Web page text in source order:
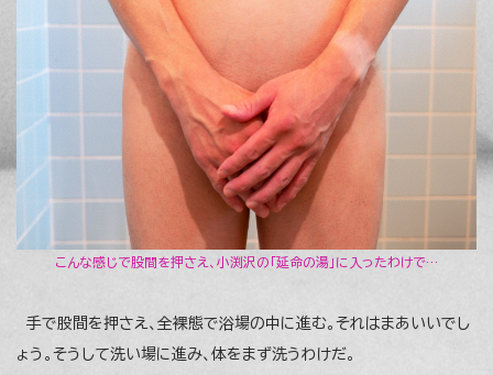
こんな感じで股間を押さえ、小渕沢の「延命の湯」に入ったわけで…
手で股間を押さえ、全裸態で浴場の中に進む。それはまあいいでし
ょう。そうして洗い場に進み、体をまず洗うわけだ。